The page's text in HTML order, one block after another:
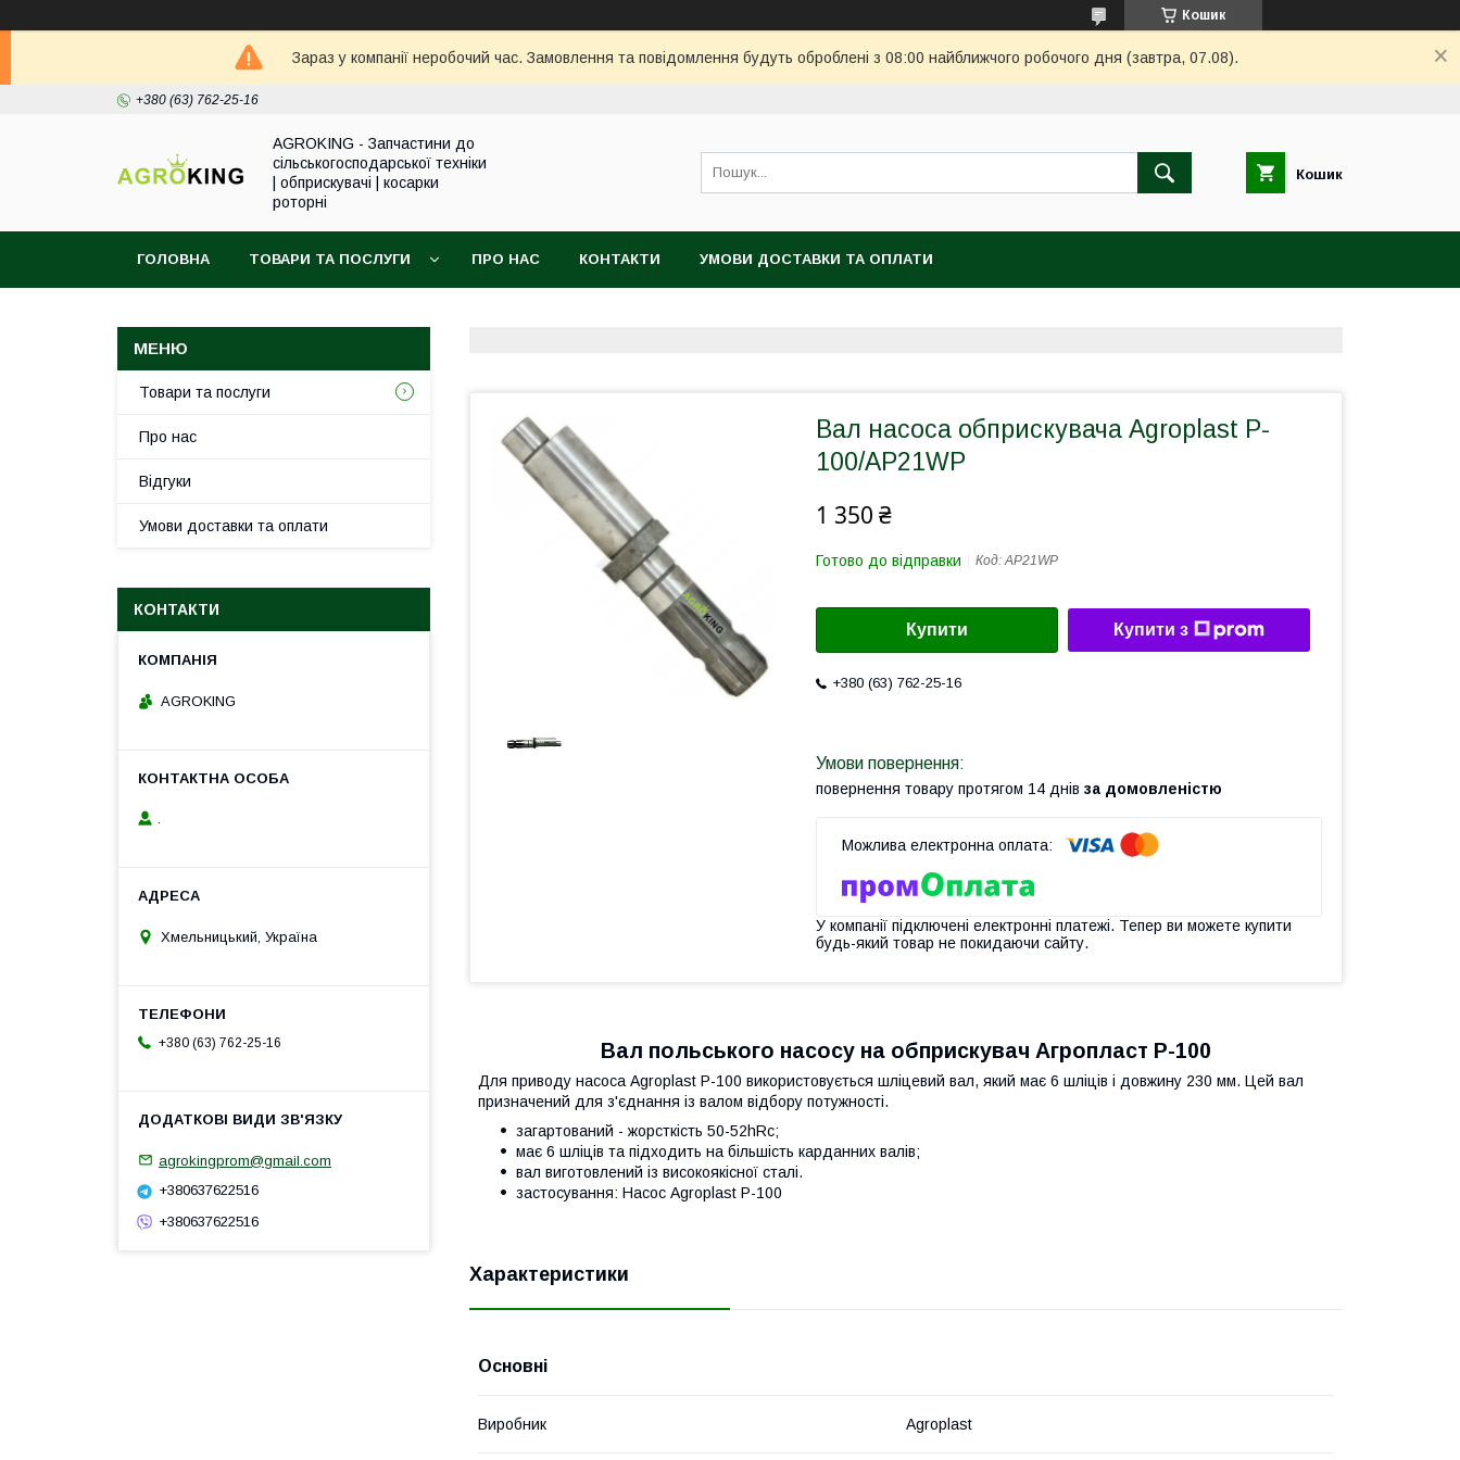
Кошик
Зараз у компанії неробочий час. Замовлення та повідомлення будуть оброблені з 08:00 найближчого робочого дня (завтра, 07.08).
+380 (63) 762-25-16
AGROKING - Запчастини до
сільськогосподарської техніки
| обприскувачі | косарки
роторні
Кошик
ГОЛОВНА ТОВАРИ ТА ПОСЛУГИ ПРО НАС КОНТАКТИ УМОВИ ДОСТАВКИ ТА ОПЛАТИ
Вал насоса обприскувача Agroplast P-
100/AP21WP
1 350 ₴
Готово до відправки Код:AP21WP
Купити Купити з
+380 (63) 762-25-16
повернення товару протягом 14 днів за домовленістю
У компанії підключені електронні платежі. Тепер ви можете купити
будь-який товар не покидаючи сайту.
Вал польського насосу на обприскувач Агропласт P-100
Для приводу насоса Agroplast Р-100 використовується шліцевий вал, який має 6 шліців і довжину 230 мм. Цей вал
призначений для з'єднання із валом відбору потужності.
загартований - жорсткість 50-52hRc;
має 6 шліців та підходить на більшість карданних валів;
вал виготовлений із високоякісної сталі.
застосування: Насос Agroplast P-100
Характеристики
Основні
Виробник Agroplast
Товари та послуги
Про нас
Відгуки
Умови доставки та оплати
КОНТАКТИ
AGROKING
.
Хмельницький, Україна
+380 (63) 762-25-16
agrokingprom@gmail.com
+380637622516
+380637622516